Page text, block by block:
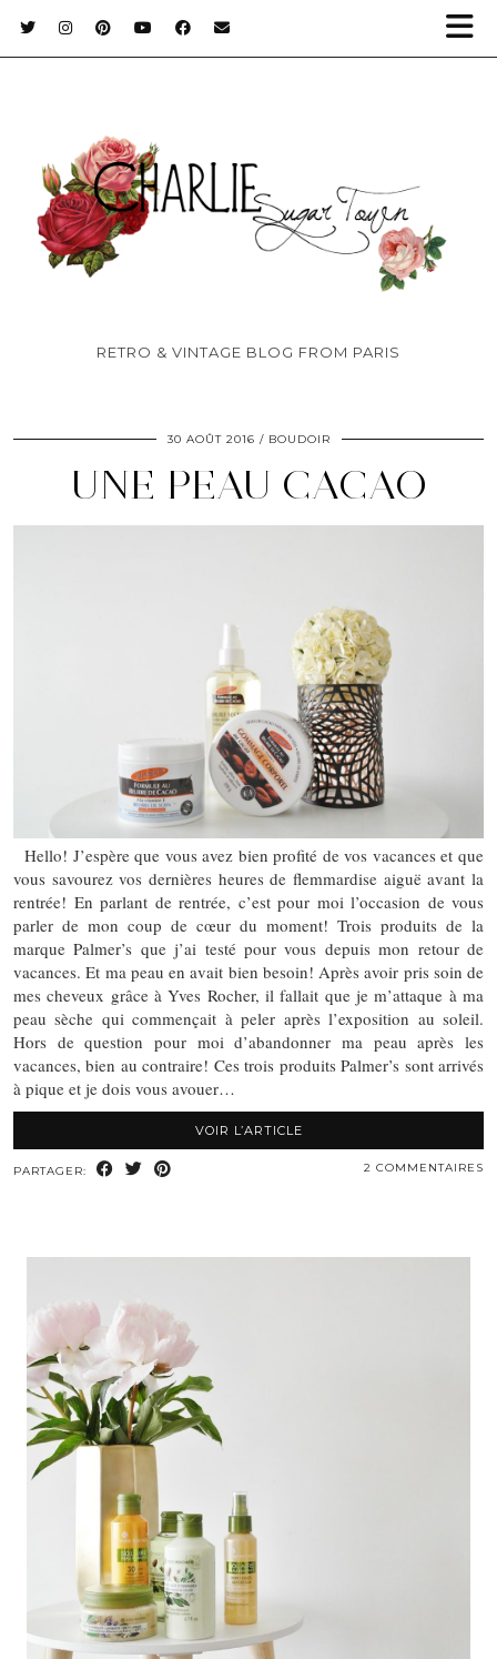
RETRO & VINTAGE BLOG FROM PARIS
30 AOÛT 2016 BOUDOIR
UNE PEAU CACAO
Hello! J’espère que vous avez bien profité de vos vacances et que
vous savourez vos dernières heures de flemmardise aiguë avant la
rentrée! En parlant de rentrée, c’est pour moi l’occasion de vous
parler de mon coup de cœur du moment! Trois produits de la
marque Palmer’s que j’ai testé pour vous depuis mon retour de
vacances. Et ma peau en avait bien besoin! Après avoir pris soin de
mes cheveux grâce à Yves Rocher, il fallait que je m’attaque à ma
peau sèche qui commençait à peler après l’exposition au soleil.
Hors de question pour moi d’abandonner ma peau après les
vacances, bien au contraire! Ces trois produits Palmer’s sont arrivés
à pique et je dois vous avouer…
VOIR L’ARTICLE
PARTAGER: 2 COMMENTAIRES